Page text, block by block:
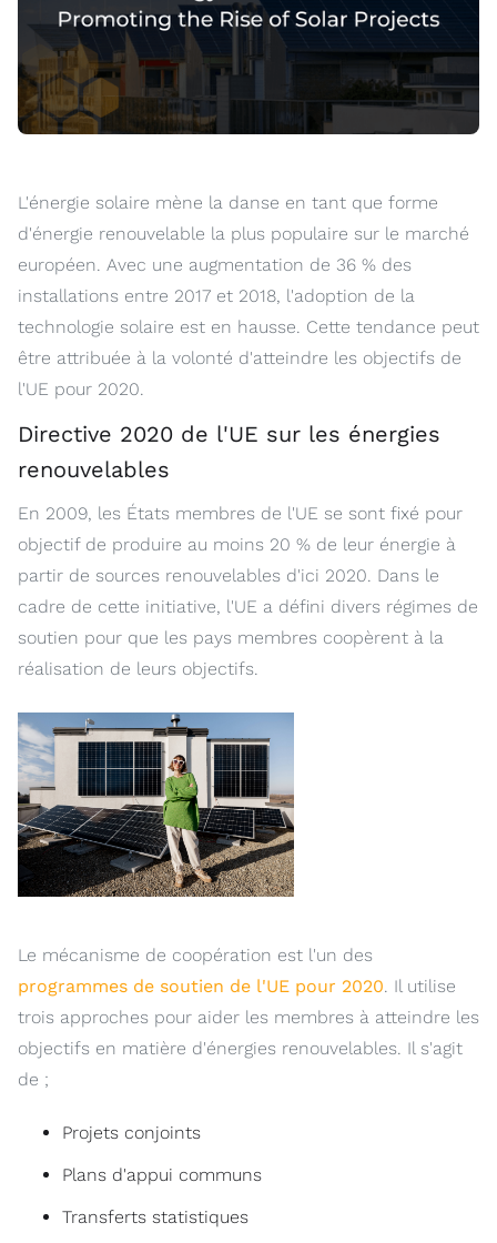
L'énergie solaire mène la danse en tant que forme
d'énergie renouvelable la plus populaire sur le marché
européen. Avec une augmentation de 36 % des
installations entre 2017 et 2018, l'adoption de la
technologie solaire est en hausse. Cette tendance peut
être attribuée à la volonté d'atteindre les objectifs de
l'UE pour 2020.
Directive 2020 de l'UE sur les énergies
renouvelables
En 2009, les États membres de l'UE se sont fixé pour
objectif de produire au moins 20 % de leur énergie à
partir de sources renouvelables d'ici 2020. Dans le
cadre de cette initiative, l'UE a défini divers régimes de
soutien pour que les pays membres coopèrent à la
réalisation de leurs objectifs.
Le mécanisme de coopération est l'un des
programmes de soutien de l'UE pour 2020. Il utilise
trois approches pour aider les membres à atteindre les
objectifs en matière d'énergies renouvelables. Il s'agit
de ;
Projets conjoints
Plans d'appui communs
Transferts statistiques